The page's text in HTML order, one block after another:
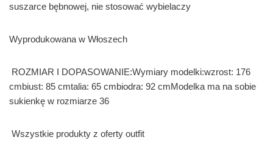
suszarce bębnowej, nie stosować wybielaczy
Wyprodukowana w Włoszech
ROZMIAR I DOPASOWANIE:Wymiary modelki:wzrost: 176
cmbiust: 85 cmtalia: 65 cmbiodra: 92 cmModelka ma na sobie
sukienkę w rozmiarze 36
Wszystkie produkty z oferty outfit